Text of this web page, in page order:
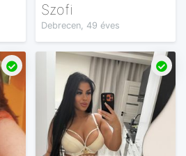
Szofi
Debrecen, 49 éves